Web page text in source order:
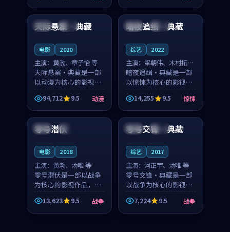
凑，值得推荐观看。
奏紧凑，值得推荐观
看。
中国 完结
天际悬案·典藏
电影 2020
主演： 黄渤、章子怡 等
天际悬案·典藏是一部
以动漫为核心的影视作
品，围绕危机、反转与
人物成长展开，整体节
奏紧凑，值得推荐观
看。
94,712 9.5 动漫
中国 独播
暗夜追缉·典藏
综艺 2022
主演： 梁朝伟、木村拓哉
等
暗夜追缉·典藏是一部
以惊悚为核心的影视作
品，围绕危机、反转与
人物成长展开，整体节
奏紧凑，值得推荐观
看。
14,255 9.5 惊悚
中国 高分
零号潜伏
电影 2018
主演： 黄渤、汤唯 等
零号潜伏是一部以战争
为核心的影视作品，围
绕危机、反转与人物成
长展开，整体节奏紧
凑，值得推荐观看。
13,623 9.5 战争
泰国 院线
零号交锋·典藏
综艺 2017
主演： 河正宇、汤唯 等
零号交锋·典藏是一部
以战争为核心的影视作
品，围绕危机、反转与
人物成长展开，整体节
奏紧凑，值得推荐观
7,224 9.5 战争